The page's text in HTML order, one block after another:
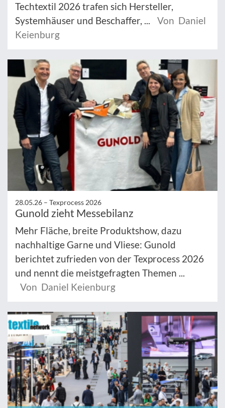
Techtextil 2026 trafen sich Hersteller,
Systemhäuser und Beschaffer, ...
Von Daniel
Keienburg
28.05.26 – Texprocess 2026
Gunold zieht Messebilanz
Mehr Fläche, breite Produktshow, dazu
nachhaltige Garne und Vliese: Gunold
berichtet zufrieden von der Texprocess 2026
und nennt die meistgefragten Themen ...
Von Daniel Keienburg